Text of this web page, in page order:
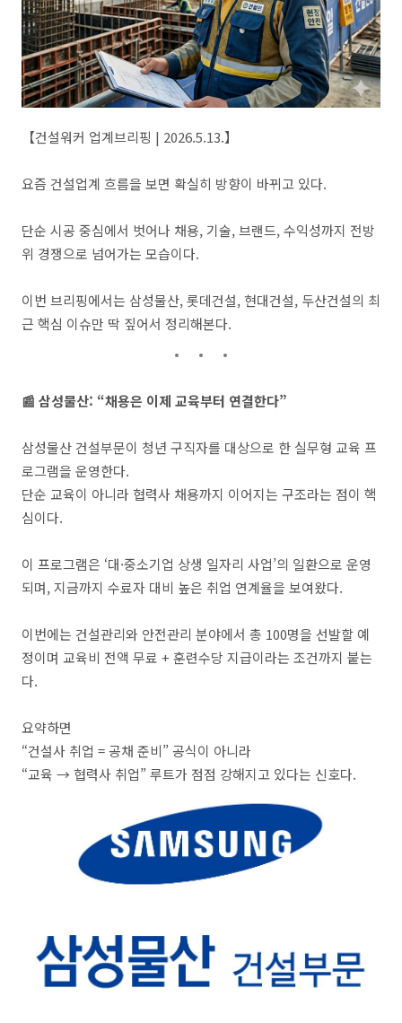
【건설워커 업계브리핑 | 2026.5.13.】
요즘 건설업계 흐름을 보면 확실히 방향이 바뀌고 있다.
단순 시공 중심에서 벗어나 채용, 기술, 브랜드, 수익성까지 전방
위 경쟁으로 넘어가는 모습이다.
이번 브리핑에서는 삼성물산, 롯데건설, 현대건설, 두산건설의 최
근 핵심 이슈만 딱 짚어서 정리해본다.
📰 삼성물산: “채용은 이제 교육부터 연결한다”
삼성물산 건설부문이 청년 구직자를 대상으로 한 실무형 교육 프
로그램을 운영한다.
단순 교육이 아니라 협력사 채용까지 이어지는 구조라는 점이 핵
심이다.
이 프로그램은 ‘대·중소기업 상생 일자리 사업’의 일환으로 운영
되며, 지금까지 수료자 대비 높은 취업 연계율을 보여왔다.
이번에는 건설관리와 안전관리 분야에서 총 100명을 선발할 예
정이며 교육비 전액 무료 + 훈련수당 지급이라는 조건까지 붙는
다.
요약하면
“건설사 취업 = 공채 준비” 공식이 아니라
“교육 → 협력사 취업” 루트가 점점 강해지고 있다는 신호다.